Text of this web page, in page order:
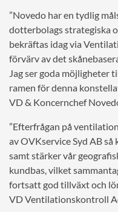
”Novedo har en tydlig
dotterbolags strategiska
bekräftas idag via
förvärv av det
Jag ser goda
ramen för denna
VD & Koncernchef
”Efterfrågan på
av OVKservice Syd AB
samt stärker vår
kundbas, vilket
fortsatt god tillväxt och
VD Ventilationskontroll